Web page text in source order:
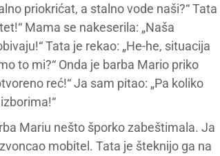
priokrićat, a stalno vode naši?“ Tata
Mama se nakeserila: „Naša
Tata je rekao: „He-he, situacija
to mi?“ Onda je barba Mario priko
reć!“ Ja sam pitao: „Pa koliko
Mariu nešto šporko zabeštimala. Ja
mobitel. Tata je šteknijo ga na